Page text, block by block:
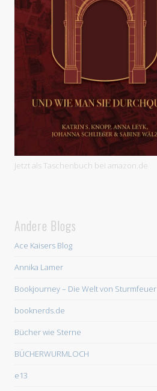
Jetzt als Taschenbuch bei amazon.de
Andere Blogs
Ace Kaisers Blog
Annika Lamer
Bookjourney – Die Welt von Sturmfeuer
booknerds.de
Bücher wie Sterne
BÜCHERWURMLOCH
e13